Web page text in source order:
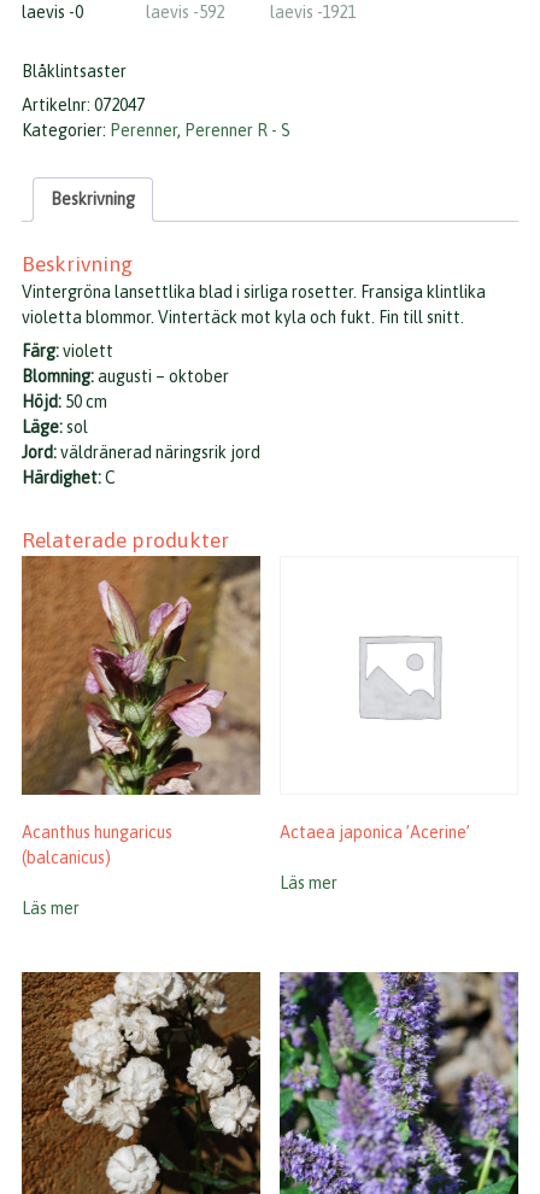
Blåklintsaster
Artikelnr: 072047
Kategorier: Perenner, Perenner R - S
Beskrivning
Beskrivning
Vintergröna lansettlika blad i sirliga rosetter. Fransiga klintlika
violetta blommor. Vintertäck mot kyla och fukt. Fin till snitt.
Färg:violett
Blomning:augusti – oktober
Höjd: 50 cm
Läge:sol
Jord:väldränerad näringsrik jord
Härdighet:C
Relaterade produkter
Acanthus hungaricus
(balcanicus)
Läs mer
Actaea japonica ’Acerine’
Läs mer